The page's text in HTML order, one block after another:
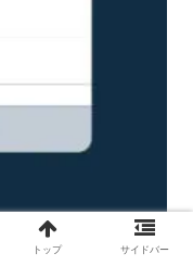
トップ サイドバー